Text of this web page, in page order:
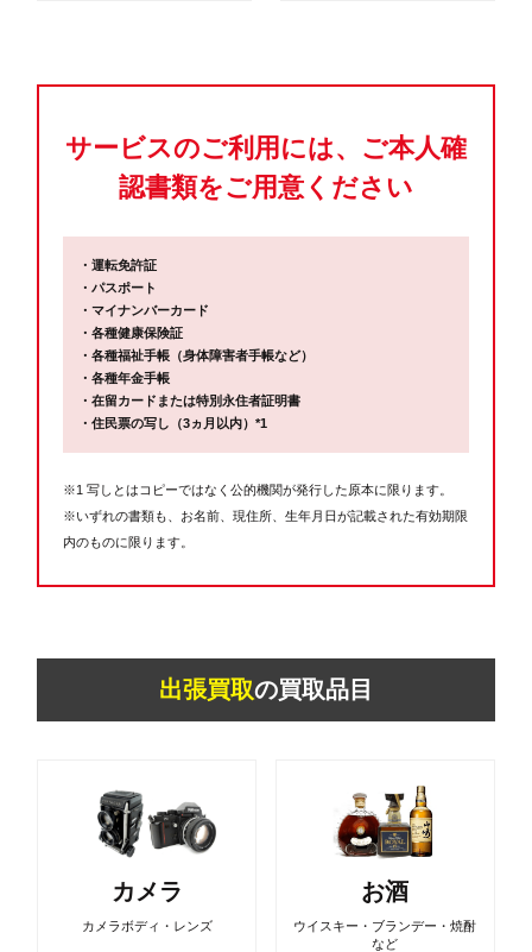
サービスのご利用には、ご本人確
認書類をご用意ください
・運転免許証
・パスポート
・マイナンバーカード
・各種健康保険証
・各種福祉手帳（身体障害者手帳など）
・各種年金手帳
・在留カードまたは特別永住者証明書
・住民票の写し（3ヵ月以内）*1
※1 写しとはコピーではなく公的機関が発行した原本に限ります。
※いずれの書類も、お名前、現住所、生年月日が記載された有効期限
内のものに限ります。
出張買取の買取品目
カメラ
カメラボディ・レンズ
お酒
ウイスキー・ブランデー・焼酎
など